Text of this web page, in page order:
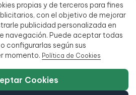
propias y de terceros para fines
con el objetivo de mejorar
publicidad personalizada en
navegación. Puede aceptar todas
configurarlas según sus
momento. Política de Cookies
Cookies